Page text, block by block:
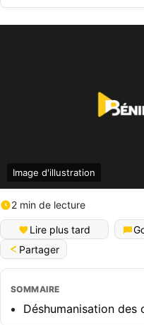
Image d'illustration
2 min de lecture
Lire plus tard
Partager
SOMMAIRE
Déshumanisation des